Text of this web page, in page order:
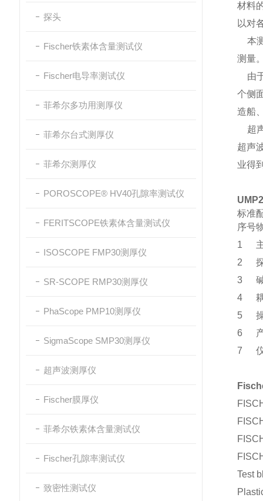
探头
Fischer铁素体含量测试仪
Fischer电导率测试仪
菲希尔多功用测厚仪
菲希尔台式测厚仪
菲希尔测厚仪
POROSCOPE® HV40孔隙率测试仪
FERITSCOPE铁素体含量测试仪
ISOSCOPE FMP30测厚仪
SR-SCOPE RMP30测厚仪
PhaScope PMP10测厚仪
SigmaScope SMP30测厚仪
超声波测厚仪
Fischer膜厚仪
菲希尔铁素体含量测试仪
Fischer孔隙率测试仪
致密性测试仪
材料
以对
本
测量
由
个侧
造船
超
超声
业得
标准
序号
1
2
3
4
5
6
7